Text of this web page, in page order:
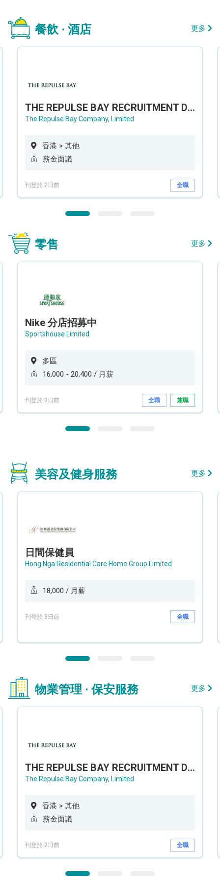
餐飲 · 酒店 更多
THE REPULSE BAY RECRUITMENT DAY 淺水灣影灣園人才招聘會
The Repulse Bay Company, Limited
香港 > 其他
薪金面議
刊登於 2日前 全職
零售 更多
Nike 分店招募中
Sportshouse Limited
多區
16,000 - 20,400 / 月薪
刊登於 2日前 全職 兼職
美容及健身服務 更多
日間保健員
Hong Nga Residential Care Home Group Limited
18,000 / 月薪
刊登於 3日前 全職
物業管理 · 保安服務 更多
THE REPULSE BAY RECRUITMENT DAY 淺水灣影灣園人才招聘會
The Repulse Bay Company, Limited
香港 > 其他
薪金面議
刊登於 2日前 全職